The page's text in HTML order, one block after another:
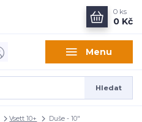
Menu
Hledat
0 ks
0 Kč
Vsett 10+ Duše - 10"